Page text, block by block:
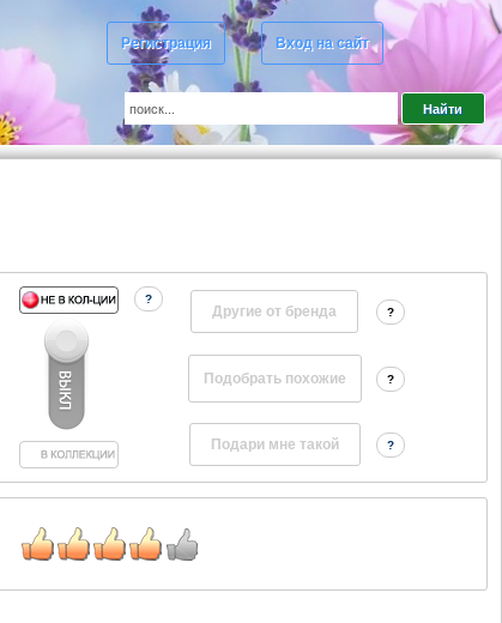
Регистрация Вход на сайт
?
Другие от бренда ?
?
?